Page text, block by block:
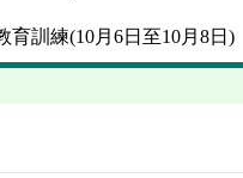
育訓練(10月6日至10月8日)